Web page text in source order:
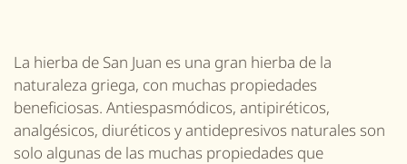
La hierba de San Juan es una gran hierba de la
naturaleza griega, con muchas propiedades
beneficiosas. Antiespasmódicos, antipiréticos,
analgésicos, diuréticos y antidepresivos naturales son
solo algunas de las muchas propiedades que